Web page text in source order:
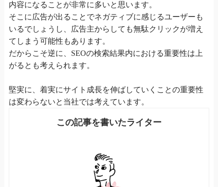
内容になることが非常に多いと思います。
そこに広告が出ることでネガティブに感じるユーザーも
いるでしょうし、広告主からしても無駄クリックが増え
てしまう可能性もあります。
だからこそ逆に、SEOの検索結果内における重要性は上
がるとも考えられます。
堅実に、着実にサイト成長を伸ばしていくことの重要性
は変わらないと当社では考えています。